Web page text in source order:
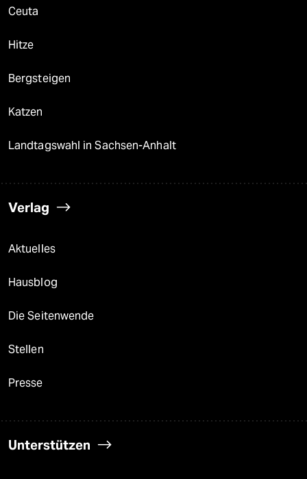
Ceuta
Hitze
Bergsteigen
Katzen
Landtagswahl in Sachsen-Anhalt
Verlag
Aktuelles
Hausblog
Die Seitenwende
Stellen
Presse
Unterstützen